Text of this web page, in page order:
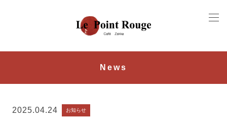
News
2025.04.24 お知らせ